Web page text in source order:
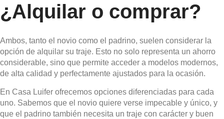
¿Alquilar o comprar?
Ambos, tanto el novio como el padrino, suelen considerar la
opción de alquilar su traje. Esto no solo representa un ahorro
considerable, sino que permite acceder a modelos modernos,
de alta calidad y perfectamente ajustados para la ocasión.
En Casa Luifer ofrecemos opciones diferenciadas para cada
uno. Sabemos que el novio quiere verse impecable y único, y
que el padrino también necesita un traje con carácter y buen